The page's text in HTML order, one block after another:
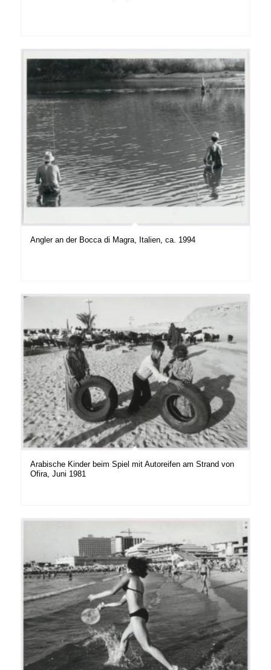
Angler an der Bocca di Magra, Italien, ca. 1994
Arabische Kinder beim Spiel mit Autoreifen am Strand von
Ofira, Juni 1981